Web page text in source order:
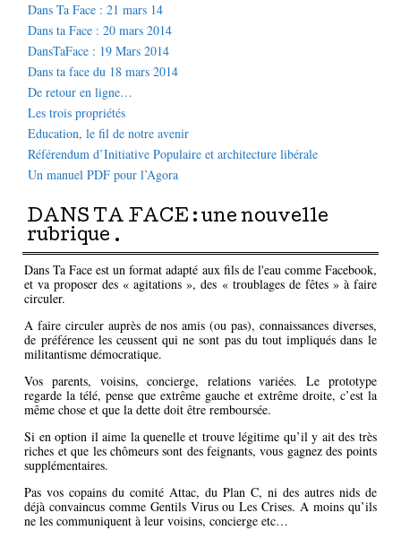
Dans Ta Face : 21 mars 14
Dans ta Face : 20 mars 2014
DansTaFace : 19 Mars 2014
Dans ta face du 18 mars 2014
De retour en ligne…
Les trois propriétés
Education, le fil de notre avenir
Référendum d’Initiative Populaire et architecture libérale
Un manuel PDF pour l’Agora
DANS TA FACE : une nouvelle
rubrique .
Dans Ta Face est un format adapté aux fils de l'eau comme Facebook,
et va proposer des « agitations », des « troublages de fêtes » à faire
circuler.
A faire circuler auprès de nos amis (ou pas), connaissances diverses,
de préférence les ceussent qui ne sont pas du tout impliqués dans le
militantisme démocratique.
Vos parents, voisins, concierge, relations variées. Le prototype
regarde la télé, pense que extrême gauche et extrême droite, c’est la
même chose et que la dette doit être remboursée.
Si en option il aime la quenelle et trouve légitime qu’il y ait des très
riches et que les chômeurs sont des feignants, vous gagnez des points
supplémentaires.
Pas vos copains du comité Attac, du Plan C, ni des autres nids de
déjà convaincus comme Gentils Virus ou Les Crises. A moins qu’ils
ne les communiquent à leur voisins, concierge etc…